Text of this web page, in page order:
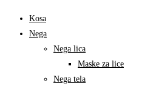
Kosa
Nega
Nega lica
Maske za lice
Nega tela